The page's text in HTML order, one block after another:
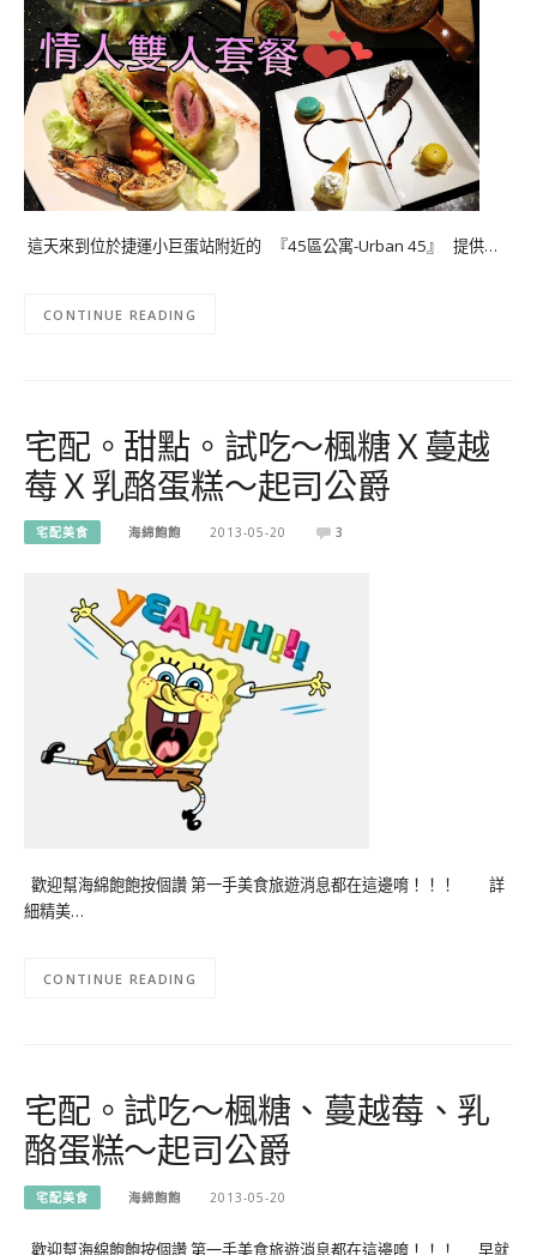
這天來到位於捷運小巨蛋站附近的 『45區公寓-Urban 45』 提供…
CONTINUE READING
宅配。甜點。試吃～楓糖Ｘ蔓越
莓Ｘ乳酪蛋糕～起司公爵
宅配美食 海綿飽飽 2013-05-20 3
歡迎幫海綿飽飽按個讚 第一手美食旅遊消息都在這邊唷！！！ 詳
細精美…
CONTINUE READING
宅配。試吃～楓糖、蔓越莓、乳
酪蛋糕～起司公爵
宅配美食 海綿飽飽 2013-05-20
歡迎幫海綿飽飽按個讚 第一手美食旅遊消息都在這邊唷！！！ 早就